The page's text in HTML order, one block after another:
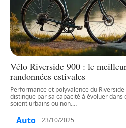
Vélo Riverside 900 : le
randonnées estivales
Performance et polyvalence du
distingue par sa capacité à évoluer
soient urbains ou non.…
Auto 23/10/2025